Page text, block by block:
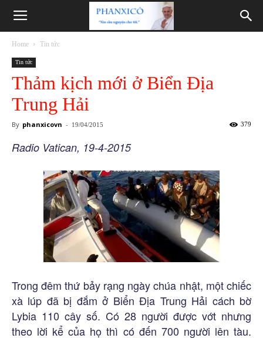
Phanxicô
Home Tin tức
Tin tức
Thảm kịch mới ở Biển Địa
Trung Hải
By phanxicovn - 19/04/2015 379
Radio Vatican, 19-4-2015
Trong đêm thứ bảy rạng ngày chúa nhật, một chiếc
xà lúp đã bị đắm ở Biển Địa Trung Hải cách bờ
Lybia 110 cây số. Có 28 người được vớt nhưng
theo lời kể của họ thì có đến 700 người lên tàu.